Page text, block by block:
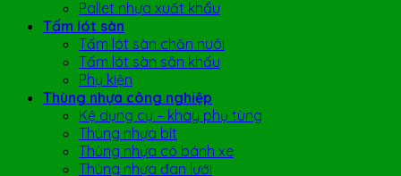
Pallet nhựa xuất khẩu
Tấm lót sàn
Tấm lót sàn chăn nuôi
Tấm lót sàn sân khấu
Phụ kiện
Thùng nhựa công nghiệp
Kệ dụng cụ – khay phụ tùng
Thùng nhựa bít
Thùng nhựa có bánh xe
Thùng nhựa đan lưới